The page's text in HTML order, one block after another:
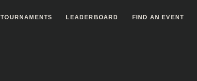
TOURNAMENTS LEADERBOARD FIND AN EVENT